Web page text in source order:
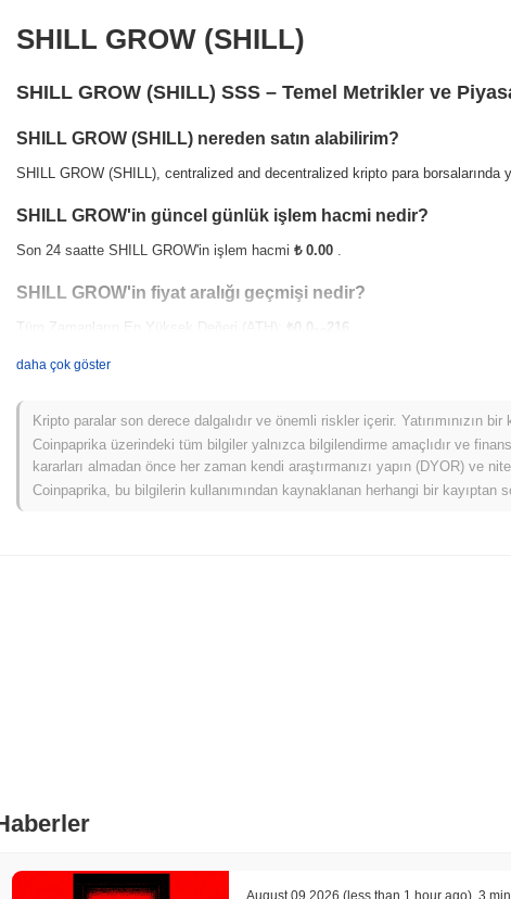
SHILL GROW (SHILL)
SHILL GROW (SHILL) SSS – Temel Metrikler ve
SHILL GROW (SHILL) nereden satın alabilirim?
SHILL GROW (SHILL), centralized and decentralized kripto para borsalarında
SHILL GROW'in güncel günlük işlem hacmi nedir?
Son 24 saatte SHILL GROW'in işlem hacmi ₺ 0.00 .
SHILL GROW'in fiyat aralığı geçmişi nedir?
Tüm Zamanların En Yüksek Değeri (ATH): ₺0.0
216
SHILL GROW, daha geniş kripto piyasasıyla
Son 7 günde SHILL GROW0.00%kazandı, genel kripto piyasasından0.15%
geniş piyasa momentumuna göre SHILL'ün fiyat hareketinde güçlü performans
daha çok göster
Kripto paralar son derece dalgalıdır ve önemli riskler içerir. Yatırımınızın
Coinpaprika üzerindeki tüm bilgiler yalnızca bilgilendirme amaçlıdır ve
kararları almadan önce her zaman kendi araştırmanızı yapın (DYOR) ve
Coinpaprika, bu bilgilerin kullanımından kaynaklanan herhangi bir kayıptan
August 09 2026 (less than 1 hour ago) 3